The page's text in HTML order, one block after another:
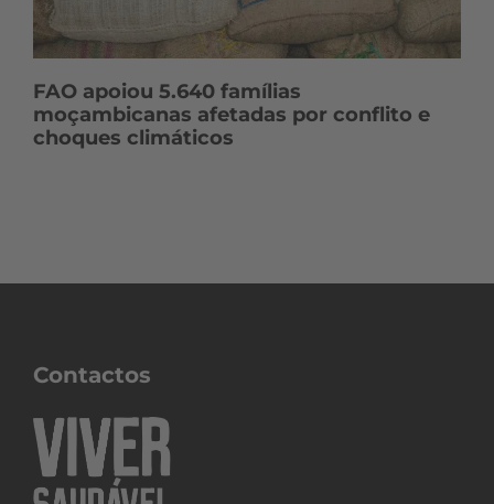
FAO apoiou 5.640 famílias
moçambicanas afetadas por conflito e
choques climáticos
Contactos